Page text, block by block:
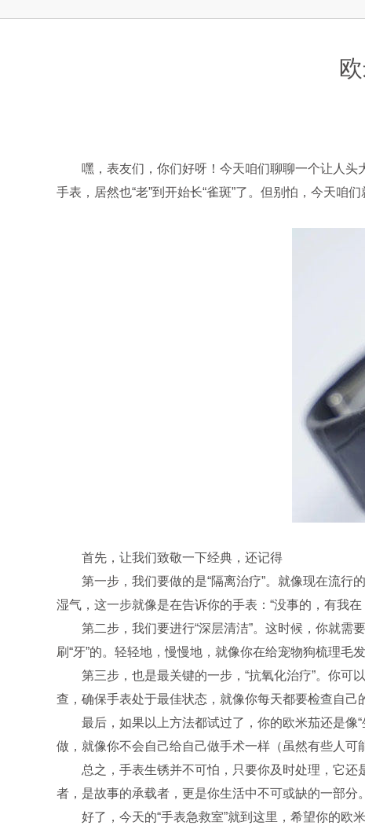
嘿，表友们，你们好呀！今天咱们聊聊一个让人头
手表，居然也“老”到开始长“雀斑”了。但别怕，今天咱
首先，让我们致敬一下经典，还记得
第一步，我们要做的是“隔离治疗”。就像现在流行的
湿气，这一步就像是在告诉你的手表：“没事的，有我在
第二步，我们要进行“深层清洁”。这时候，你就需
刷“牙”的。轻轻地，慢慢地，就像你在给宠物狗梳理毛
第三步，也是最关键的一步，“抗氧化治疗”。你可以
查，确保手表处于最佳状态，就像你每天都要检查自己
最后，如果以上方法都试过了，你的欧米茄还是像“
做，就像你不会自己给自己做手术一样（虽然有些人可
总之，手表生锈并不可怕，只要你及时处理，它还
者，是故事的承载者，更是你生活中不可或缺的一部分。
好了，今天的“手表急救室”就到这里，希望你的欧米